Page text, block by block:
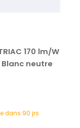
170 lm/W
Blanc neutre
dans 90 jrs